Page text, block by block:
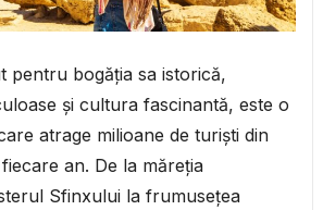
pentru bogăția sa istorică,
și cultura fascinantă, este o
atrage milioane de turiști din
an. De la măreția
Sfinxului la frumusețea